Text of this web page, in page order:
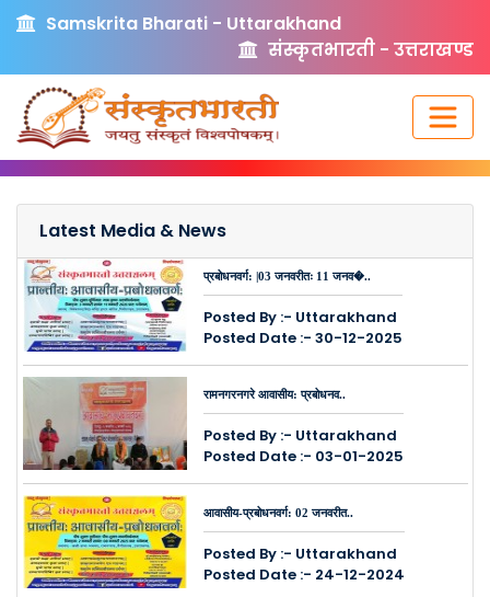
Samskrita Bharati - Uttarakhand
संस्कृतभारती - उत्तराखण्ड
Latest Media & News
प्रबोधनवर्ग: |03 जनवरीतः 11 जनव�..
Posted By :- Uttarakhand
Posted Date :- 30-12-2025
रामनगरनगरे आवासीय: प्रबोधनव..
Posted By :- Uttarakhand
Posted Date :- 03-01-2025
आवासीय-प्रबोधनवर्ग: 02 जनवरीत..
Posted By :- Uttarakhand
Posted Date :- 24-12-2024